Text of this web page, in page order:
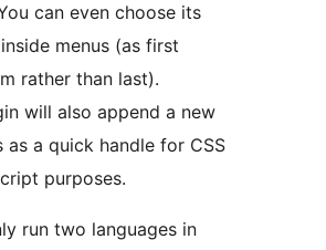
can even choose its
menus (as first
rather than last).
will also append a new
as a quick handle for CSS
purposes.
run two languages in